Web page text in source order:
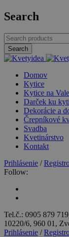
Search
Domov
Kytice
Kytice na
Darček ku
Dekorácie a
Črepníkové
Svadba
Kvetinárstvo
Kontakt
Prihlásenie /
Follow:
Tel.č.: 0905 879
10220/6, 960 01,
Prihlásenie /